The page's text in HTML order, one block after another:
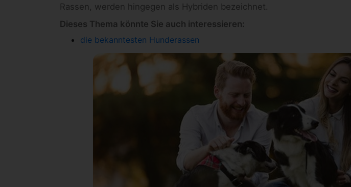
Rassen, werden hingegen als Hybriden bezeichnet.
Dieses Thema könnte Sie auch interessieren:
die bekanntesten Hunderassen